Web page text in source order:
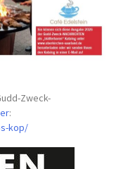
Zweck-
:
kop/